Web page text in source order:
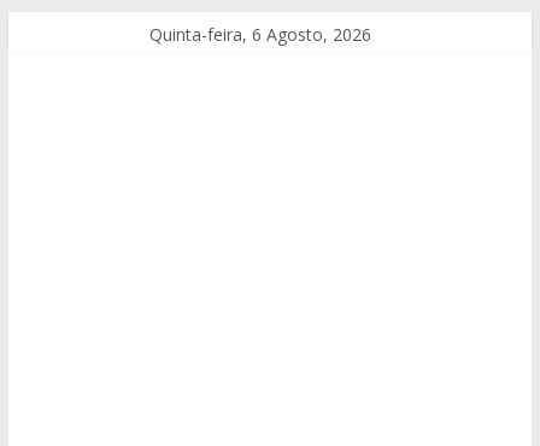
Quinta-feira, 6 Agosto, 2026